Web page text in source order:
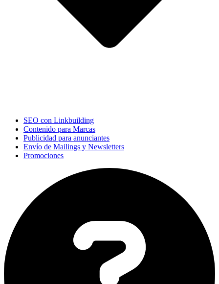
SEO con Linkbuilding
Contenido para Marcas
Publicidad para anunciantes
Envío de Mailings y Newsletters
Promociones